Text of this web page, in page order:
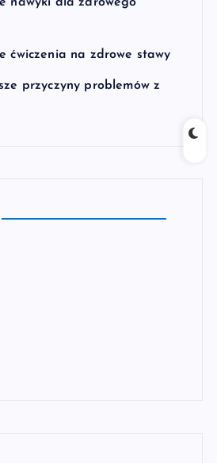
ćwiczenia na zdrowe stawy
przyczyny problemów z